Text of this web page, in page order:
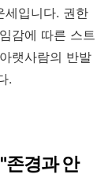
세입니다. 권한
감에 따른 스트
랫사람의 반발
.
경과 안